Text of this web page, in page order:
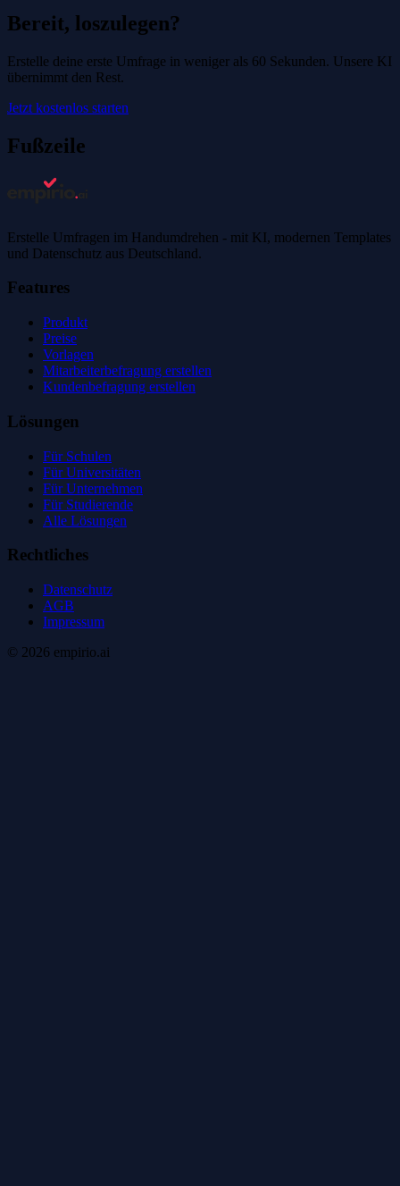
Bereit, loszulegen?
Erstelle deine erste Umfrage in weniger als 60 Sekunden. Unsere KI
übernimmt den Rest.
Jetzt kostenlos starten
Fußzeile
Erstelle Umfragen im Handumdrehen - mit KI, modernen Templates
und Datenschutz aus Deutschland.
Features
Produkt
Preise
Vorlagen
Mitarbeiterbefragung erstellen
Kundenbefragung erstellen
Lösungen
Für Schulen
Für Universitäten
Für Unternehmen
Für Studierende
Alle Lösungen
Rechtliches
Datenschutz
AGB
Impressum
© 2026 empirio.ai